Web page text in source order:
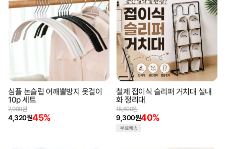
심플 논슬립 어깨뿔방지 옷걸이
10p 세트
4,320원45%
7,900원
철제 접이식 슬리퍼 거치대 실내
화 정리대
9,300원40%
15,600원
무료배송